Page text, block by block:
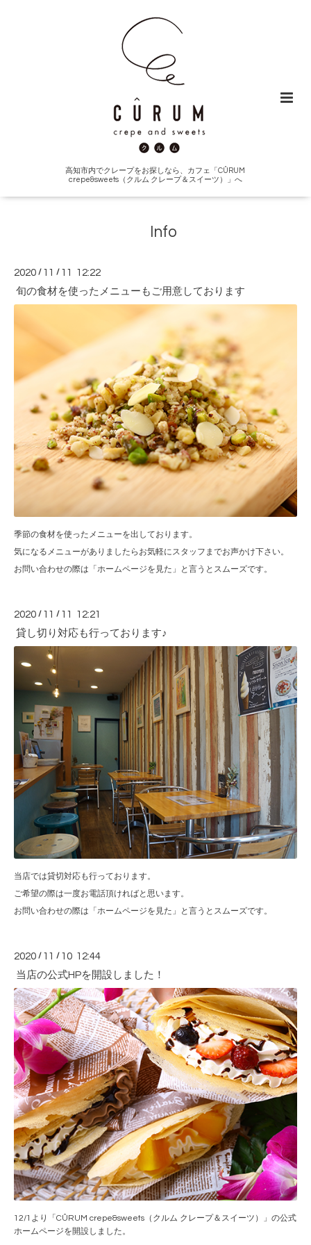
高知市内でクレープをお探しなら、カフェ「CÛRUM
crepe&sweets（クルム クレープ＆スイーツ）」へ
Info
2020 / 11 / 11 12:22
旬の食材を使ったメニューもご用意しております
季節の食材を使ったメニューを出しております。
気になるメニューがありましたらお気軽にスタッフまでお声かけ下さい。
お問い合わせの際は「ホームページを見た」と言うとスムーズです。
2020 / 11 / 11 12:21
貸し切り対応も行っております♪
当店では貸切対応も行っております。
ご希望の際は一度お電話頂ければと思います。
お問い合わせの際は「ホームページを見た」と言うとスムーズです。
2020 / 11 / 10 12:44
当店の公式HPを開設しました！
12/1より「CÛRUM crepe&sweets（クルム クレープ＆スイーツ）」の公式
ホームページを開設しました。